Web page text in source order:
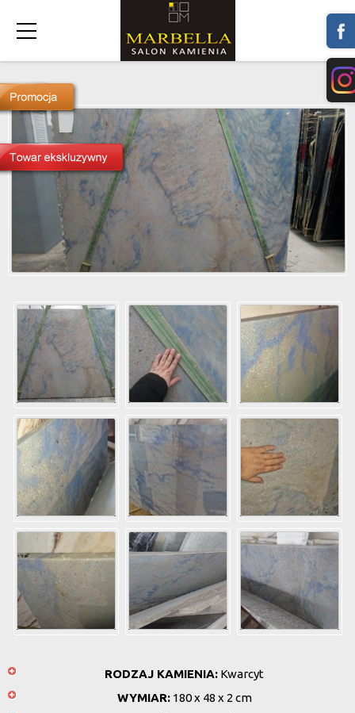
RODZAJ KAMIENIA: Kwarcyt
WYMIAR:180 x 48 x 2 cm